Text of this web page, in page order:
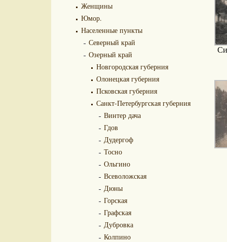
Женщины
Юмор.
Населенные пункты
Северный край
Озерный край
Новгородская губерния
Олонецкая губерния
Псковская губерния
Санкт-Петербургская губерния
Винтер дача
Гдов
Дудергоф
Тосно
Ольгино
Всеволожская
Дюны
Горская
Графская
Дубровка
Колпино